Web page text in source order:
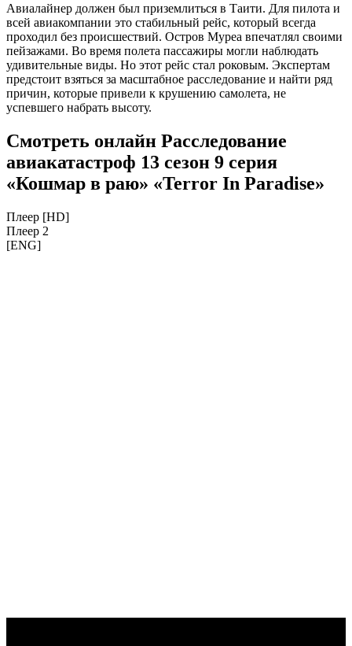
Авиалайнер должен был приземлиться в Таити. Для пилота и
всей авиакомпании это стабильный рейс, который всегда
проходил без происшествий. Остров Муреа впечатлял своими
пейзажами. Во время полета пассажиры могли наблюдать
удивительные виды. Но этот рейс стал роковым. Экспертам
предстоит взяться за масштабное расследование и найти ряд
причин, которые привели к крушению самолета, не
успевшего набрать высоту.
Смотреть онлайн Расследование
авиакатастроф 13 сезон 9 серия
«Кошмар в раю» «Terror In Paradise»
Плеер [HD]
Плеер 2
[ENG]